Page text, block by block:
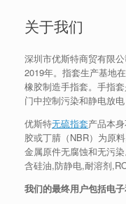
关于我们
深圳市优斯特商贸有限
2019年。指套生产基地
橡胶制造手指套。手指
门中控制污染和静电放电
优斯特无硫指套产品本
胶或丁腈（NBR）为原
金属原件无腐蚀和无污
含硅油,防静电,耐溶剂
我们的最终用户包括电